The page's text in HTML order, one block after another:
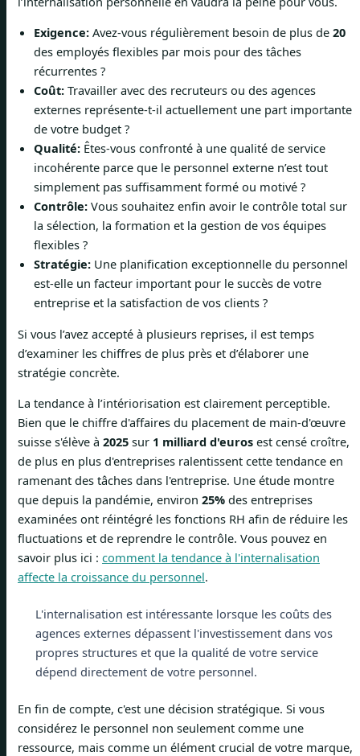
Exigence: Avez-vous régulièrement besoin de plus de 20
des employés flexibles par mois pour des tâches
récurrentes ?
Coût: Travailler avec des recruteurs ou des agences
externes représente-t-il actuellement une part importante
de votre budget ?
Qualité: Êtes-vous confronté à une qualité de service
incohérente parce que le personnel externe n’est tout
simplement pas suffisamment formé ou motivé ?
Contrôle: Vous souhaitez enfin avoir le contrôle total sur
la sélection, la formation et la gestion de vos équipes
flexibles ?
Stratégie: Une planification exceptionnelle du personnel
est-elle un facteur important pour le succès de votre
entreprise et la satisfaction de vos clients ?
Si vous l’avez accepté à plusieurs reprises, il est temps
d’examiner les chiffres de plus près et d’élaborer une
stratégie concrète.
La tendance à l’intériorisation est clairement perceptible.
Bien que le chiffre d'affaires du placement de main-d'œuvre
suisse s'élève à 2025 sur 1 milliard d'euros est censé croître,
de plus en plus d'entreprises ralentissent cette tendance en
ramenant des tâches dans l'entreprise. Une étude montre
que depuis la pandémie, environ 25% des entreprises
examinées ont réintégré les fonctions RH afin de réduire les
fluctuations et de reprendre le contrôle. Vous pouvez en
savoir plus ici : comment la tendance à l'internalisation
affecte la croissance du personnel.
L'internalisation est intéressante lorsque les coûts des
agences externes dépassent l'investissement dans vos
propres structures et que la qualité de votre service
dépend directement de votre personnel.
En fin de compte, c'est une décision stratégique. Si vous
considérez le personnel non seulement comme une
ressource, mais comme un élément crucial de votre marque,